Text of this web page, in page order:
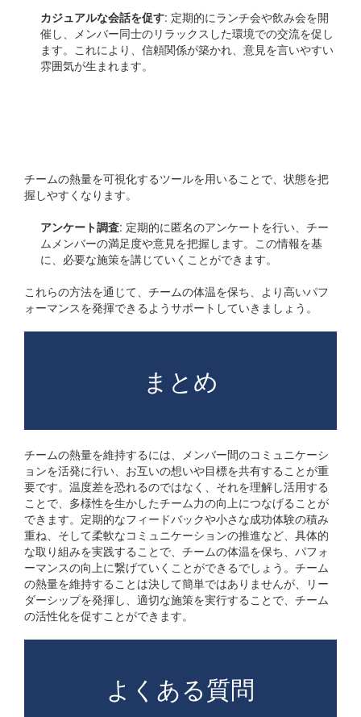
カジュアルな会話を促す: 定期的にランチ会や飲み会を開
催し、メンバー同士のリラックスした環境での交流を促し
ます。これにより、信頼関係が築かれ、意見を言いやすい
雰囲気が生まれます。
チームの熱量を可視化するツールを用いることで、状態を把
握しやすくなります。
アンケート調査: 定期的に匿名のアンケートを行い、チー
ムメンバーの満足度や意見を把握します。この情報を基
に、必要な施策を講じていくことができます。
これらの方法を通じて、チームの体温を保ち、より高いパフ
ォーマンスを発揮できるようサポートしていきましょう。
まとめ
チームの熱量を維持するには、メンバー間のコミュニケーシ
ョンを活発に行い、お互いの想いや目標を共有することが重
要です。温度差を恐れるのではなく、それを理解し活用する
ことで、多様性を生かしたチーム力の向上につなげることが
できます。定期的なフィードバックや小さな成功体験の積み
重ね、そして柔軟なコミュニケーションの推進など、具体的
な取り組みを実践することで、チームの体温を保ち、パフォ
ーマンスの向上に繋げていくことができるでしょう。チーム
の熱量を維持することは決して簡単ではありませんが、リー
ダーシップを発揮し、適切な施策を実行することで、チーム
の活性化を促すことができます。
よくある質問